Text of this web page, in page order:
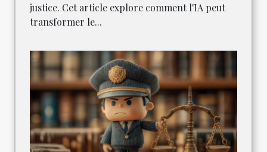
justice. Cet article explore comment l'IA peut
transformer le...